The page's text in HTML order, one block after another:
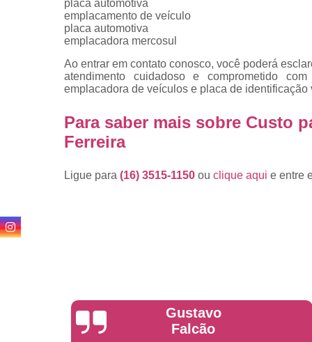
placa automotiva
emplacamento de veículo
placa automotiva
emplacadora mercosul
Ao entrar em contato conosco, você poderá
atendimento cuidadoso e comprometido
emplacadora de veículos e placa de
Para saber mais sobre Custo
Ferreira
Ligue para (16) 3515-1150 ou clique aqui e entre
Anderson
Garcia